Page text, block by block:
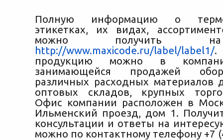
Полную информацию о
этикетках, их видах,
можно получить
http://www.maxicode.ru/label/label1/.
продукцию можно в
занимающейся продажей
различных расходных материалов
оптовых складов, крупных
Офис компании расположен в
Ильменский проезд, дом 1.
консультации и ответы на
можно по контактному телефону +7